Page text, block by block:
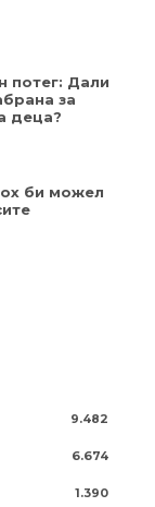
потег: Дали
за
деца?
би можел
9.482
6.674
1.390